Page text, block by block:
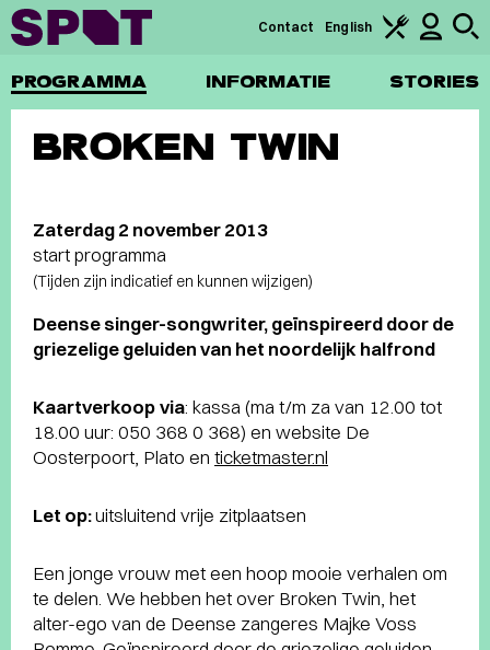
PROGRAMMA INFORMATIE STORIES
Contact English
BROKEN TWIN
Zaterdag 2 november 2013
start programma
(Tijden zijn indicatief en kunnen wijzigen)
Deense singer-songwriter, geïnspireerd door de
griezelige geluiden van het noordelijk halfrond
Kaartverkoopvia: kassa (ma t/m za van 12.00 tot
18.00 uur: 050 368 0 368) en website De
Oosterpoort, Plato en ticketmaster.nl
Let op:uitsluitend vrije zitplaatsen
Een jonge vrouw met een hoop mooie verhalen om
te delen. We hebben het over Broken Twin, het
alter-ego van de Deense zangeres Majke Voss